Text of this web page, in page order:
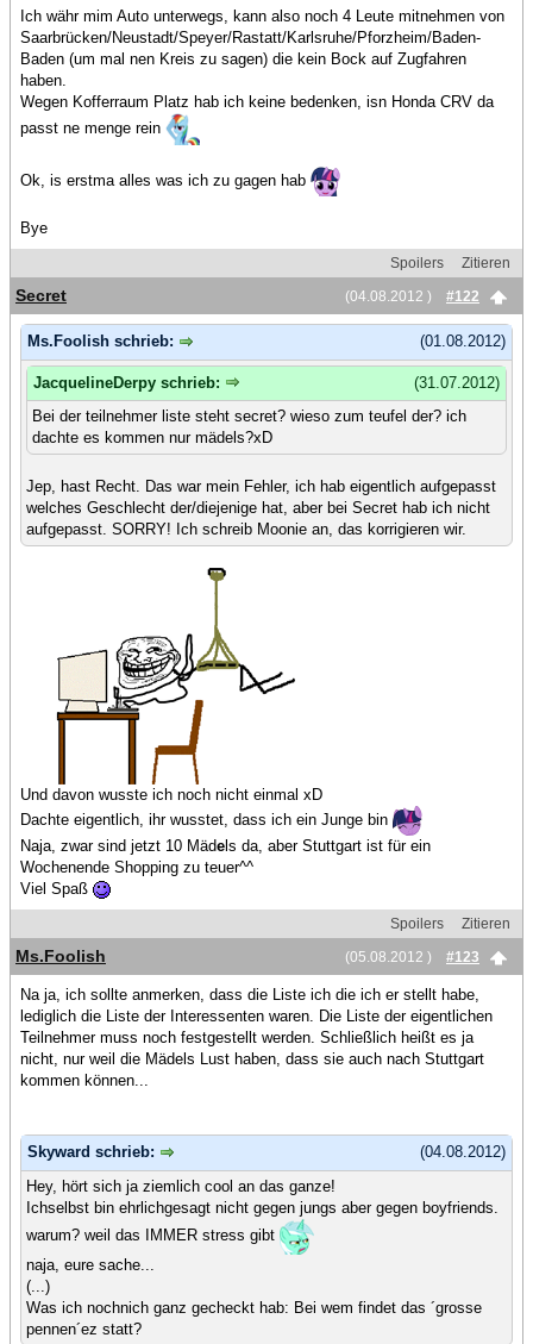
Ich währ mim Auto unterwegs, kann also noch 4 Leute mitnehmen von
Saarbrücken/Neustadt/Speyer/Rastatt/Karlsruhe/Pforzheim/Baden-
Baden (um mal nen Kreis zu sagen) die kein Bock auf Zugfahren
haben.
Wegen Kofferraum Platz hab ich keine bedenken, isn Honda CRV da
passt ne menge rein
Ok, is erstma alles was ich zu gagen hab
Bye
Spoilers
Zitieren
(04.08.2012 )
#122
Secret
(01.08.2012)
Ms.Foolish schrieb:
(31.07.2012)
JacquelineDerpy schrieb:
Bei der teilnehmer liste steht secret? wieso zum teufel der? ich
dachte es kommen nur mädels?xD
Jep, hast Recht. Das war mein Fehler, ich hab eigentlich aufgepasst
welches Geschlecht der/diejenige hat, aber bei Secret hab ich nicht
aufgepasst. SORRY! Ich schreib Moonie an, das korrigieren wir.
Und davon wusste ich noch nicht einmal xD
Dachte eigentlich, ihr wusstet, dass ich ein Junge bin
Naja, zwar sind jetzt 10 Mäde ls da, aber Stuttgart ist für ein
Wochenende Shopping zu teuer^^
Viel Spaß
Spoilers
Zitieren
(05.08.2012 )
#123
Ms.Foolish
Na ja, ich sollte anmerken, dass die Liste ich die ich er stellt habe,
lediglich die Liste der Interessenten waren. Die Liste der eigentlichen
Teilnehmer muss noch festgestellt werden. Schließlich heißt es ja
nicht, nur weil die Mädels Lust haben, dass sie auch nach Stuttgart
kommen können...
(04.08.2012)
Skyward schrieb:
Hey, hört sich ja ziemlich cool an das ganze!
Ichselbst bin ehrlichgesagt nicht gegen jungs aber gegen boyfriends.
warum? weil das IMMER stress gibt
naja, eure sache...
(...)
Was ich nochnich ganz gecheckt hab: Bei wem findet das ´grosse
pennen´ez statt?